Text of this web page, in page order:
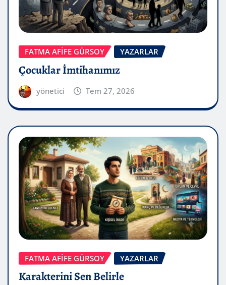
FATMA AFİFE GÜRSOY YAZARLAR
Çocuklar İmtihanımız
yönetici Tem 27, 2026
FATMA AFİFE GÜRSOY YAZARLAR
Karakterini Sen Belirle